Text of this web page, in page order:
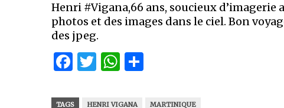
Henri #Vigana,66 ans, soucieux
photos et des images dans le ciel. Bon
des jpeg.
Facebook
Twitter
WhatsApp
TAGS HENRI VIGANA MARTINIQUE